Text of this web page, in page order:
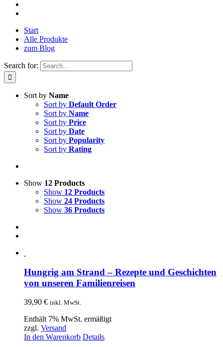
Start
Alle Produkte
zum Blog
Search for:
Sort by Name
Sort by Default Order
Sort by Name
Sort by Price
Sort by Date
Sort by Popularity
Sort by Rating
Show 12 Products
Show 12 Products
Show 24 Products
Show 36 Products
Hungrig am Strand – Rezepte und Geschichten
von unseren Familienreisen
39,90 € inkl. MwSt.
Enthält 7% MwSt. ermäßigt
zzgl. Versand
In den Warenkorb Details